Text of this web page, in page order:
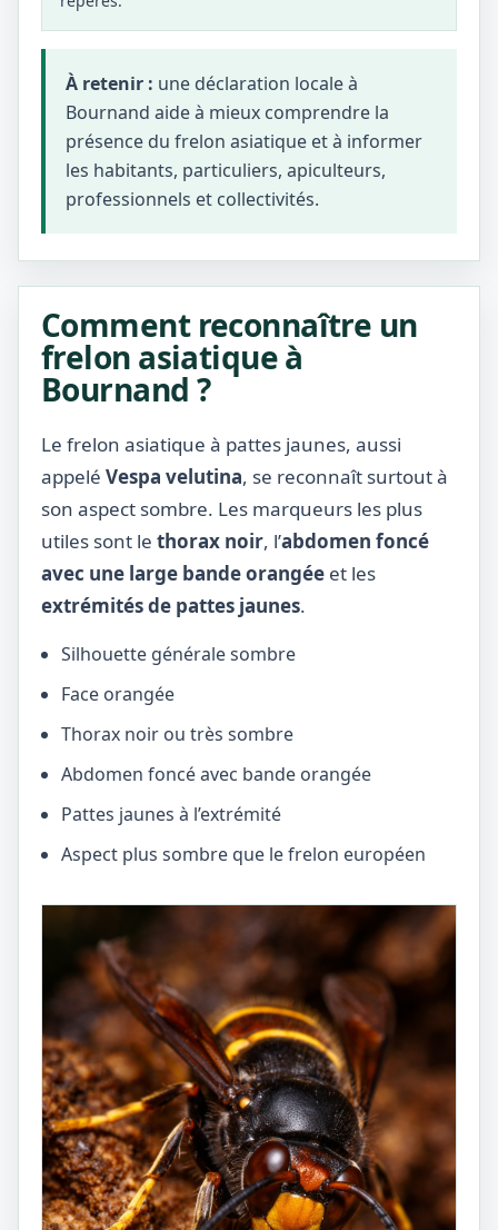
À retenir : une déclaration locale à
Bournand aide à mieux comprendre la
présence du frelon asiatique et à informer
les habitants, particuliers, apiculteurs,
professionnels et collectivités.
Comment reconnaître un
frelon asiatique à
Bournand ?
Le frelon asiatique à pattes jaunes, aussi
appelé Vespa velutina, se reconnaît surtout à
son aspect sombre. Les marqueurs les plus
utiles sont le thorax noir, l’abdomen foncé
avec une large bande orangée et les
extrémités de pattes jaunes.
Silhouette générale sombre
Face orangée
Thorax noir ou très sombre
Abdomen foncé avec bande orangée
Pattes jaunes à l’extrémité
Aspect plus sombre que le frelon européen